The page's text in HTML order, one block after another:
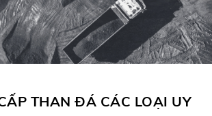
THAN ĐÁ CÁC LOẠI UY